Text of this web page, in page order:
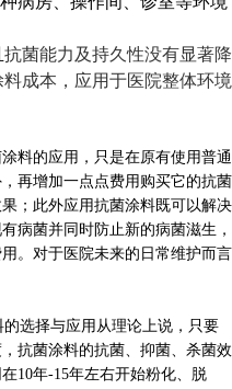
抗菌能力及持久性没有显著降
成本，应用于医院整体环境
料的应用，只是在原有使用普通
再增加一点点费用购买它的抗菌
；此外应用抗菌涂料既可以解决
病菌并同时防止新的病菌滋生，
。对于医院未来的日常维护而言
从理论上说，只要
抗菌涂料的抗菌、抑菌、杀菌效
10年-15年左右开始粉化、脱